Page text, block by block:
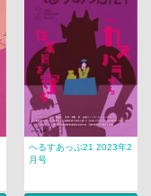
へるすあっぷ21 2023年2
月号